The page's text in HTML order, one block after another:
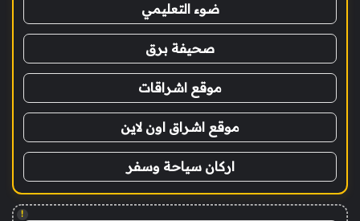
ضوء التعليمي
صحيفة برق
موقع اشراقات
موقع اشراق اون لاين
اركان سياحة وسفر
!